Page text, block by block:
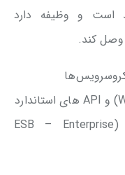
است و وظیفه دارد
وصل کند.
گذرگاه سرویس‌های سازمانی (ESB – Enterprise